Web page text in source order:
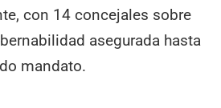
con 14 concejales sobre
asegurada hasta
mandato.